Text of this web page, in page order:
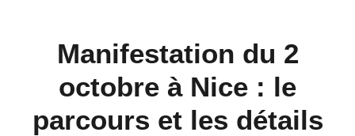
Manifestation du 2
octobre à Nice : le
parcours et les détails